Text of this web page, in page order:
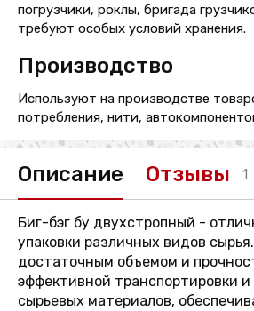
погрузчики, роклы, бригада
требуют особых условий хранения.
Производство
Используют на производстве
потребления, нити,
Описание Отзывы 1
Биг-бэг бу двухстропный -
упаковки различных видов
достаточным объемом и
эффективной транспортировки и
сырьевых материалов,